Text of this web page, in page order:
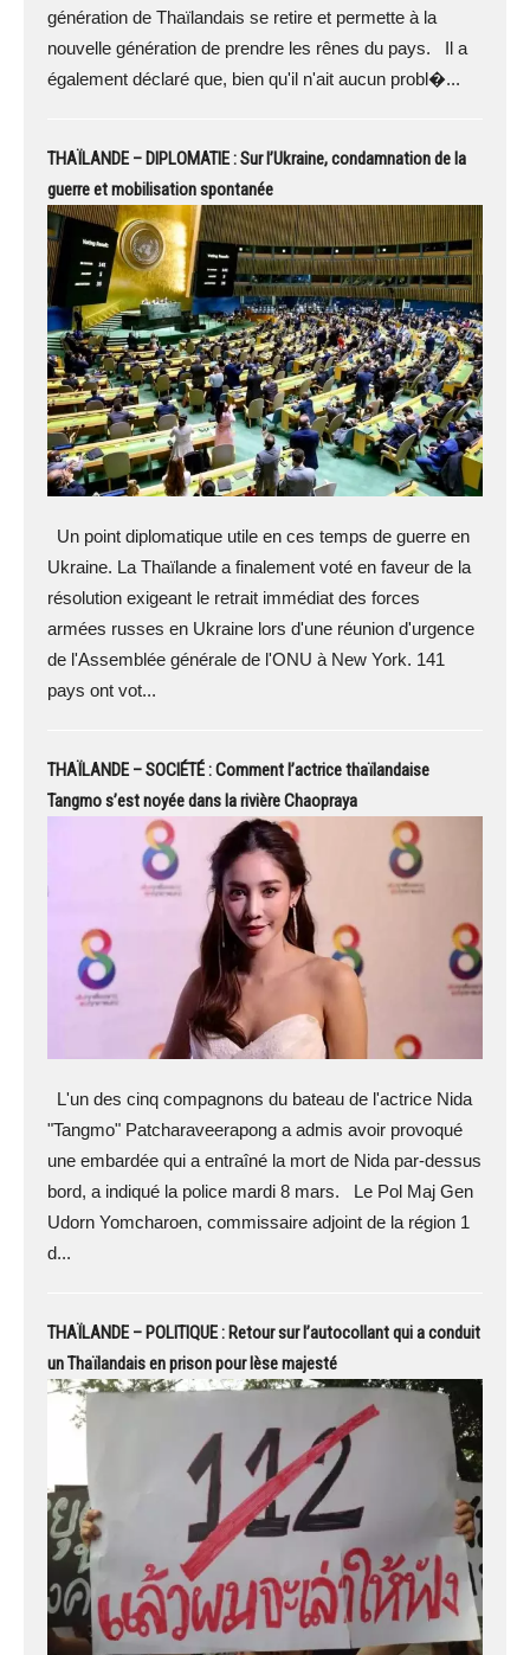
génération de Thaïlandais se retire et permette à la
nouvelle génération de prendre les rênes du pays. Il a
également déclaré que, bien qu'il n'ait aucun probl�...
THAÏLANDE – DIPLOMATIE : Sur l’Ukraine, condamnation de la
guerre et mobilisation spontanée
Un point diplomatique utile en ces temps de guerre en
Ukraine. La Thaïlande a finalement voté en faveur de la
résolution exigeant le retrait immédiat des forces
armées russes en Ukraine lors d'une réunion d'urgence
de l'Assemblée générale de l'ONU à New York. 141
pays ont vot...
THAÏLANDE – SOCIÉTÉ : Comment l’actrice thaïlandaise
Tangmo s’est noyée dans la rivière Chaopraya
L'un des cinq compagnons du bateau de l'actrice Nida
"Tangmo" Patcharaveerapong a admis avoir provoqué
une embardée qui a entraîné la mort de Nida par-dessus
bord, a indiqué la police mardi 8 mars. Le Pol Maj Gen
Udorn Yomcharoen, commissaire adjoint de la région 1
d...
THAÏLANDE – POLITIQUE : Retour sur l’autocollant qui a conduit
un Thaïlandais en prison pour lèse majesté